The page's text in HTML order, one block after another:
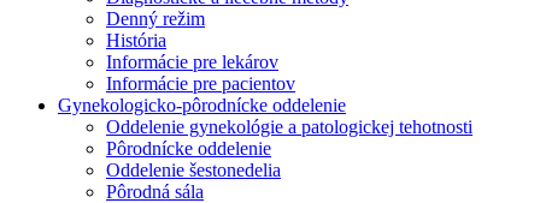
Denný režim
História
Informácie pre lekárov
Informácie pre pacientov
Gynekologicko-pôrodnícke oddelenie
Oddelenie gynekológie a patologickej tehotnosti
Pôrodnícke oddelenie
Oddelenie šestonedelia
Pôrodná sála